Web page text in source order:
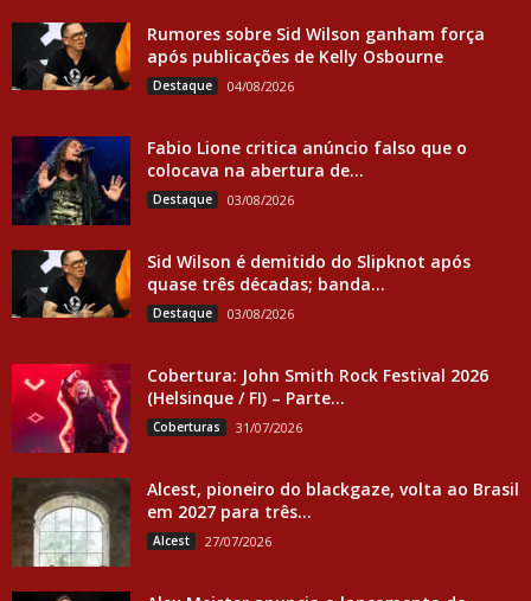
Rumores sobre Sid Wilson ganham força
após publicações de Kelly Osbourne
Destaque 04/08/2026
Fabio Lione critica anúncio falso que o
colocava na abertura de...
Destaque 03/08/2026
Sid Wilson é demitido do Slipknot após
quase três décadas; banda...
Destaque 03/08/2026
Cobertura: John Smith Rock Festival 2026
(Helsinque / FI) – Parte...
Coberturas 31/07/2026
Alcest, pioneiro do blackgaze, volta ao Brasil
em 2027 para três...
Alcest 27/07/2026